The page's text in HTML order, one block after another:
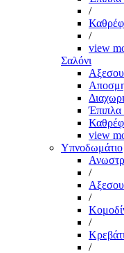
/
/
view
Σαλόνι
Έπιπλα
view
Υπνοδωμάτιο
/
/
/
/